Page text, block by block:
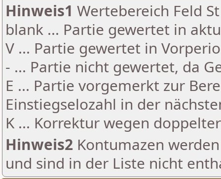
Hinweis1 Wertebereich Feld
blank ... Partie gewertet in
V ... Partie gewertet in
- ... Partie nicht gewertet, da
E ... Partie vorgemerkt zur
Einstiegselozahl in der
K ... Korrektur wegen
Hinweis2 Kontumazen
und sind in der Liste nicht